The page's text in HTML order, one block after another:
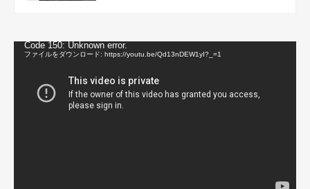
動Code 150: Unknown error.
ファイルをダウンロード: https://youtu.be/Qd13nDEW1yI?_=1